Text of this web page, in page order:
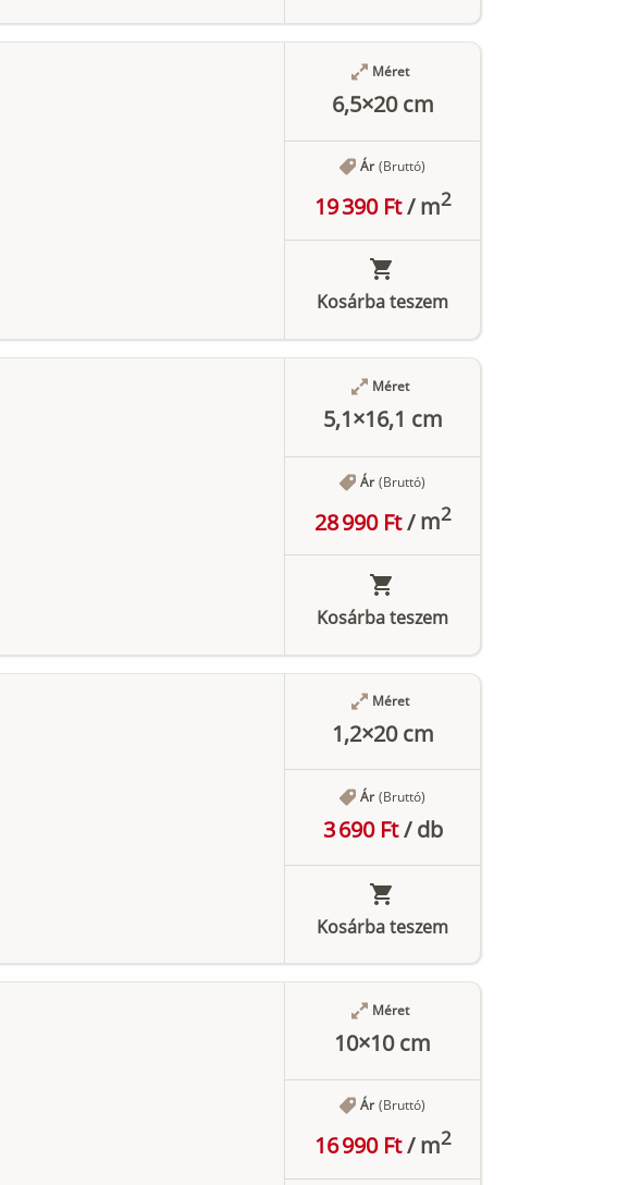
Méret
6,5×20 cm
Ár (Bruttó)
19 390 Ft/m2
Kosárba teszem
Méret
5,1×16,1 cm
Ár (Bruttó)
28 990 Ft/m2
Kosárba teszem
Méret
1,2×20 cm
Ár (Bruttó)
3 690 Ft/db
Kosárba teszem
Méret
10×10 cm
Ár (Bruttó)
16 990 Ft/m2